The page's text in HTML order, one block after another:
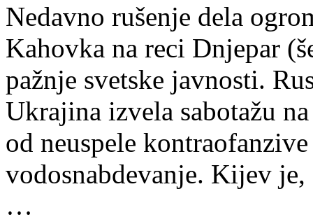
Nedavno rušenje dela
Kahovka na reci Dnjepar
pažnje svetske javnosti.
Ukrajina izvela sabotažu
od neuspele
vodosnabdevanje. Kijev
…